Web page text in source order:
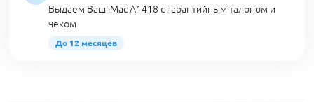
Выдаем Ваш iMac A1418 с гарантийным талоном и
чеком
До 12 месяцев